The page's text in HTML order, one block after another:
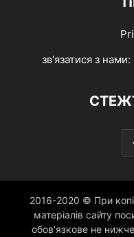
зв'язатися з нами:
2016-2020 © При
матеріалів сайту
обов'язкове не